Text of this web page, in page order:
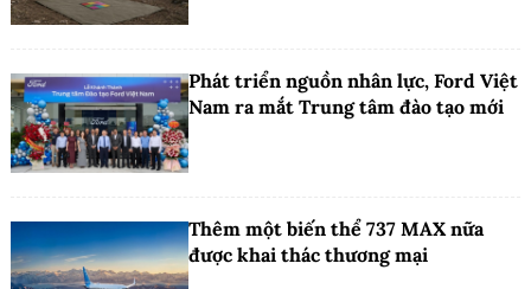
Phát triển nguồn nhân lực, Ford Việt
Nam ra mắt Trung tâm đào tạo mới
Thêm một biến thể 737 MAX nữa
được khai thác thương mại